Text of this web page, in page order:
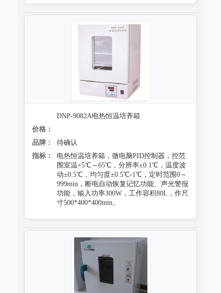
DNP-9082A电热恒温培养箱
价格：
品牌：
待确认
指标：
电热恒温培养箱，微电脑PID控制器，控范
围室温+5℃～65℃，分辨率±0.1℃，温度波
动±0.5℃，均匀度±0.5℃-1℃，定时范围0～
999min，断电自动恢复记忆功能、声光警报
功能，输入功率300W，工作容积80L，作尺
寸500*400*400mm。